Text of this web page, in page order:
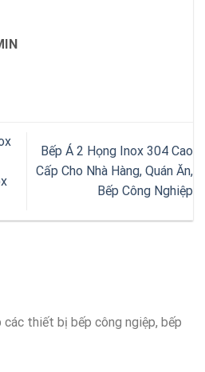
Bếp Á 2 Họng Inox 304 Cao
Cấp Cho Nhà Hàng, Quán Ăn,
Bếp Công Nghiệp
các thiết bị bếp công ngiệp, bếp